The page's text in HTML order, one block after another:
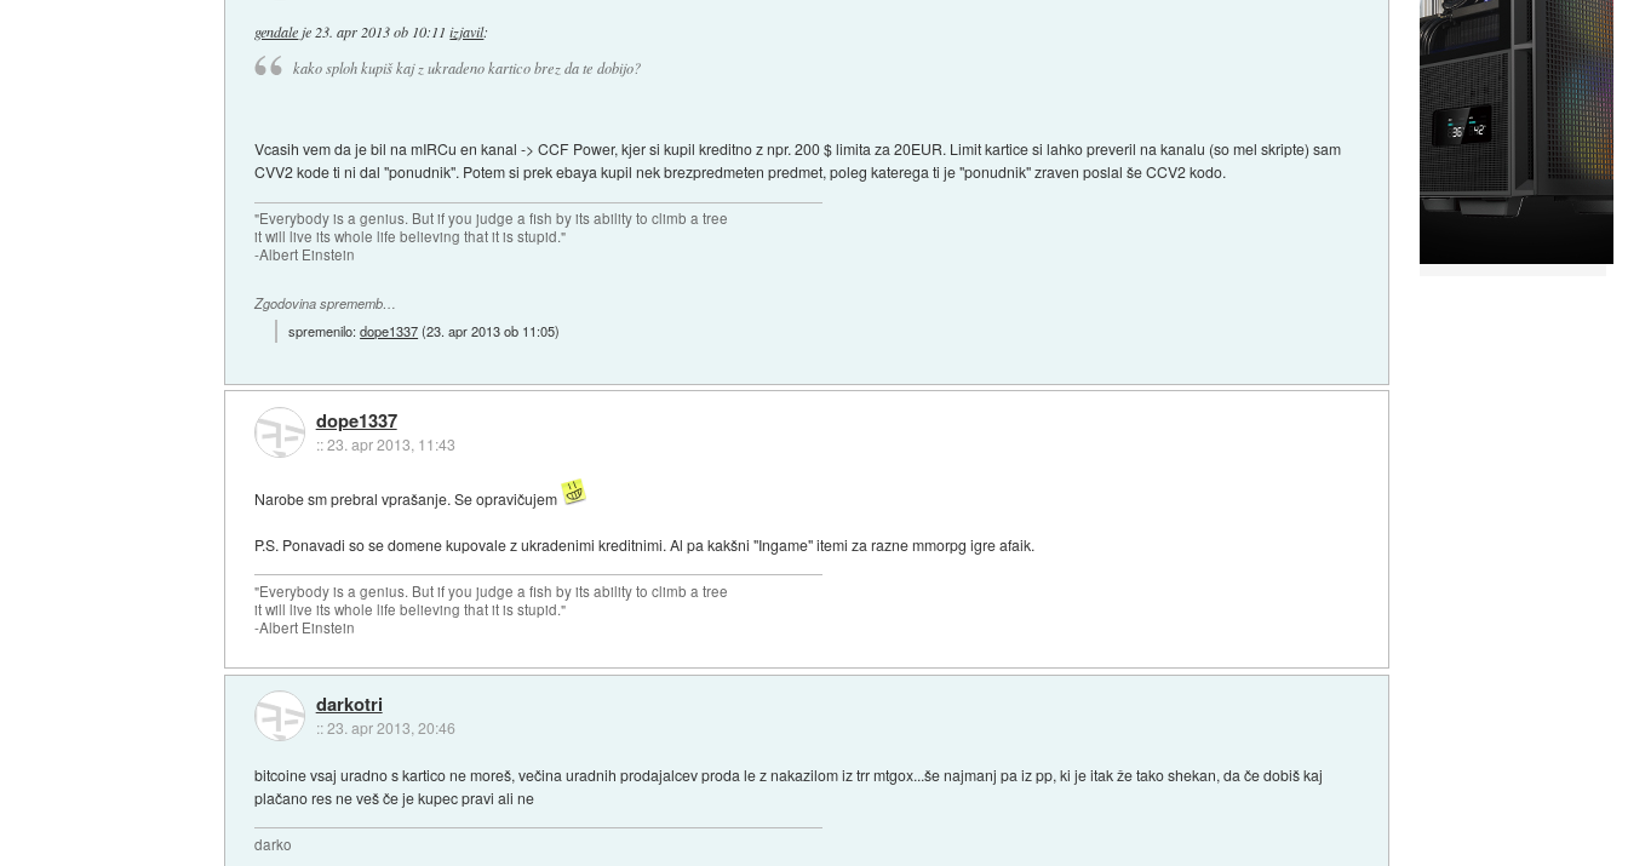
gendale je 23. apr 2013 ob 10:11 izjavil:
kako sploh kupiš kaj z ukradeno kartico brez da te dobijo?
Vcasih vem da je bil na mIRCu en kanal -> CCF Power, kjer si kupil kreditno z npr. 200 $ limita za 20EUR. Limit kartice si lahko preveril na kanalu (so mel skripte) sam
CVV2 kode ti ni dal "ponudnik". Potem si prek ebaya kupil nek brezpredmeten predmet, poleg katerega ti je "ponudnik" zraven poslal še CCV2 kodo.
"Everybody is a genius. But if you judge a fish by its ability to climb a tree
it will live its whole life believing that it is stupid."
-Albert Einstein
Zgodovina sprememb…
spremenilo:dope1337(23. apr 2013 ob 11:05)
dope1337
::23. apr 2013, 11:43
Narobe sm prebral vprašanje. Se opravičujem
P.S. Ponavadi so se domene kupovale z ukradenimi kreditnimi. Al pa kakšni "Ingame" itemi za razne mmorpg igre afaik.
"Everybody is a genius. But if you judge a fish by its ability to climb a tree
it will live its whole life believing that it is stupid."
-Albert Einstein
darkotri
::23. apr 2013, 20:46
bitcoine vsaj uradno s kartico ne moreš, večina uradnih prodajalcev proda le z nakazilom iz trr mtgox...še najmanj pa iz pp, ki je itak že tako shekan, da če dobiš kaj
plačano res ne veš če je kupec pravi ali ne
darko